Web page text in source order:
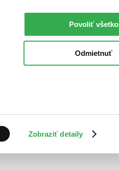
Zobraziť detaily
Povoliť všetko
Odmietnuť